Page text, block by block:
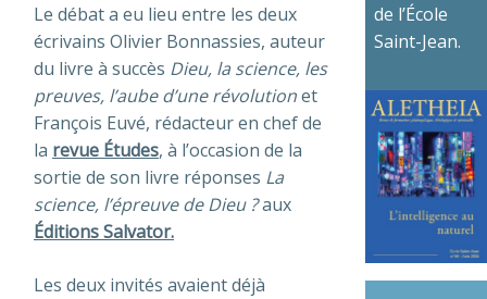
Le débat a eu lieu entre les deux
écrivains Olivier Bonnassies, auteur
du livre à succès Dieu, la science, les
preuves, l’aube d’une révolutionet
François Euvé, rédacteur en chef de
la revue Études, à l’occasion de la
sortie de son livre réponses La
science, l’épreuve de Dieu ?aux
Éditions Salvator.
Les deux invités avaient déjà
de l’École
Saint-Jean.